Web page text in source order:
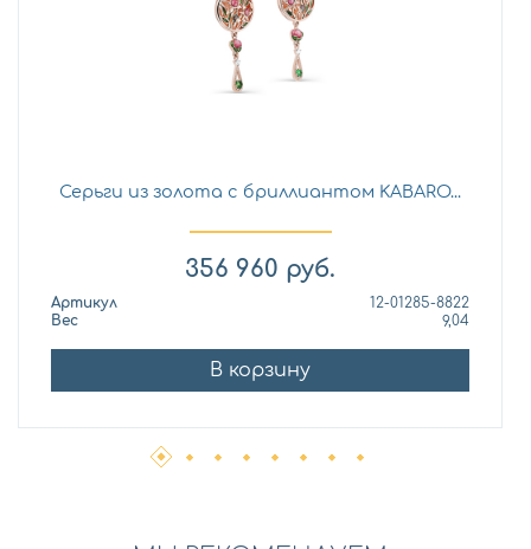
Серьги из золота с бриллиантом KABARO...
356 960 руб.
Артикул
12-01285-8822
Вес
9,04
В корзину